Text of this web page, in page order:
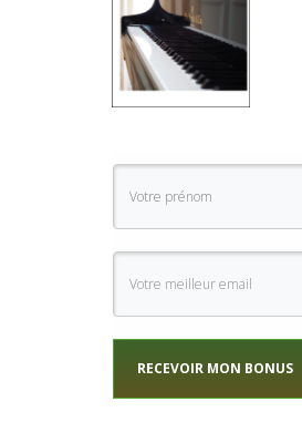
RECEVOIR MON BONUS